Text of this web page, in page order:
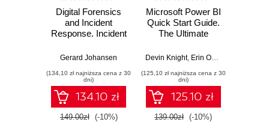
Digital Forensics
and Incident
Response. Incident
and techniques for
threat response -
Fourth Edition
Gerard Johansen
(134,10 zł najniższa cena z 30
dni)
134.10 zł
149.00zł (-10%)
Microsoft Power BI
Quick Start Guide.
The Ultimate
to Power BI, Data
Tools, and
Microsoft Fabric -
Fourth Edition
Devin Knight, Erin Ostrowsky
(125,10 zł najniższa cena z 30
dni)
125.10 zł
139.00zł (-10%)